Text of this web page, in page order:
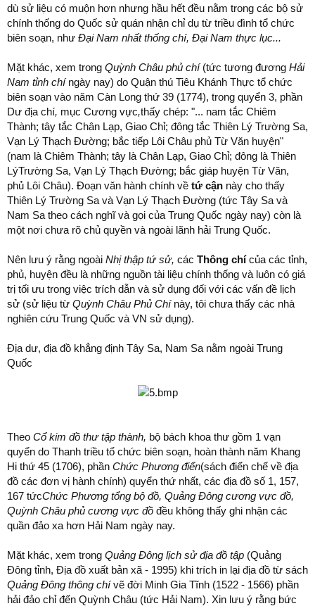
dù sử liệu có muộn hơn nhưng hầu hết đều nằm trong các bộ sử
chính thống do Quốc sử quán nhận chỉ dụ từ triều đình tổ chức
biên soạn, như Đại Nam nhất thống chí, Đại Nam thực lục...
Mặt khác, xem trong Quỳnh Châu phủ chí(tức tương đương Hải
Nam tỉnh chíngày nay) do Quận thú Tiêu Khánh Thực tổ chức
biên soạn vào năm Càn Long thứ 39 (1774), trong quyển 3, phần
Dư địa chí, mục Cương vực,thấy chép: "... nam tắc Chiêm
Thành; tây tắc Chân Lạp, Giao Chỉ; đông tắc Thiên Lý Trường Sa,
Vạn Lý Thạch Đường; bắc tiếp Lôi Châu phủ Từ Văn huyện"
(nam là Chiêm Thành; tây là Chân Lạp, Giao Chỉ; đông là Thiên
LýTrường Sa, Vạn Lý Thạch Đường; bắc giáp huyện Từ Văn,
phủ Lôi Châu). Đoạn văn hành chính về tứ cận này cho thấy
Thiên Lý Trường Sa và Vạn Lý Thạch Đường (tức Tây Sa và
Nam Sa theo cách nghĩ và gọi của Trung Quốc ngày nay) còn là
một nơi chưa rõ chủ quyền và ngoài lãnh hải Trung Quốc.
Nên lưu ý rằng ngoài Nhị thập tứ sử, các Thông chícủa các tỉnh,
phủ, huyện đều là những nguồn tài liệu chính thống và luôn có giá
trị tối ưu trong việc trích dẫn và sử dụng đối với các vấn đề lịch
sử (sử liệu từ Quỳnh Châu Phủ Chínày, tôi chưa thấy các nhà
nghiên cứu Trung Quốc và VN sử dụng).
Địa dư, địa đồ khẳng định Tây Sa, Nam Sa nằm ngoài Trung
Quốc
Theo Cổ kim đồ thư tập thành, bộ bách khoa thư gồm 1 vạn
quyển do Thanh triều tổ chức biên soạn, hoàn thành năm Khang
Hi thứ 45 (1706), phần Chức Phương điển(sách điển chế về địa
đồ các đơn vị hành chính) quyển thứ nhất, các địa đồ số 1, 157,
167 tứcChức Phương tổng bộ đồ, Quảng Đông cương vực đồ,
Quỳnh Châu phủ cương vực đồ đều không thấy ghi nhận các
quần đảo xa hơn Hải Nam ngày nay.
Mặt khác, xem trong Quảng Đông lịch sử địa đồ tập (Quảng
Đông tỉnh, Địa đồ xuất bản xã - 1995) khi trích in lại địa đồ từ sách
Quảng Đông thông chívẽ đời Minh Gia Tĩnh (1522 - 1566) phần
hải đảo chỉ đến Quỳnh Châu (tức Hải Nam). Xin lưu ý rằng bức